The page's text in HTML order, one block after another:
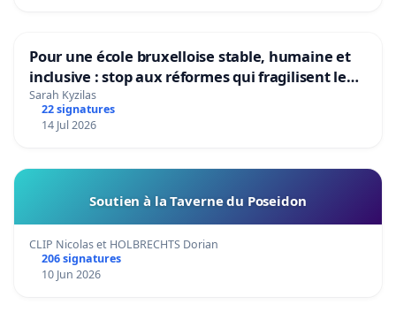
Pour une école bruxelloise stable, humaine et
inclusive : stop aux réformes qui fragilisent le
primaire
Sarah Kyzilas
22 signatures
14 Jul 2026
Soutien à la Taverne du Poseidon
CLIP Nicolas et HOLBRECHTS Dorian
206 signatures
10 Jun 2026